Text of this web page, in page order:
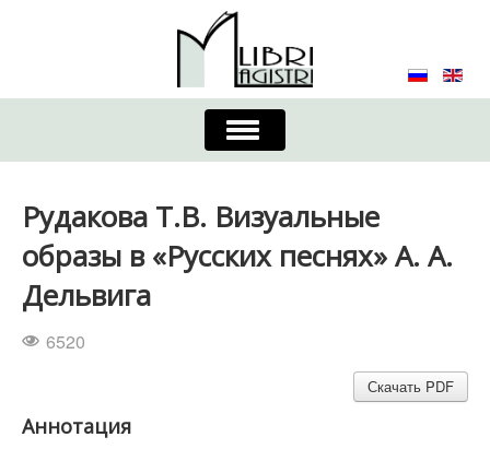
Включить/
выключить
навигацию
Журнал
Требования к оформлению
Порядок приема и публикации
Устав
Рудакова Т.В. Визуальные
образы в «Русских песнях» А. А.
Дельвига
6520
Скачать PDF
Аннотация